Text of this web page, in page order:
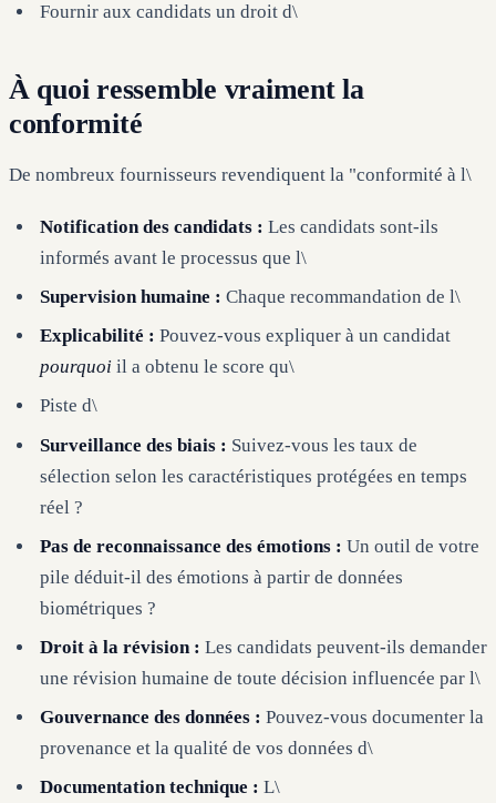
Fournir aux candidats un droit d\
À quoi ressemble vraiment la
conformité
De nombreux fournisseurs revendiquent la "conformité à l\
Notification des candidats : Les candidats sont-ils
informés avant le processus que l\
Supervision humaine : Chaque recommandation de l\
Explicabilité : Pouvez-vous expliquer à un candidat
pourquoi il a obtenu le score qu\
Piste d\
Surveillance des biais : Suivez-vous les taux de
sélection selon les caractéristiques protégées en temps
réel ?
Pas de reconnaissance des émotions : Un outil de votre
pile déduit-il des émotions à partir de données
biométriques ?
Droit à la révision : Les candidats peuvent-ils demander
une révision humaine de toute décision influencée par l\
Gouvernance des données : Pouvez-vous documenter la
provenance et la qualité de vos données d\
Documentation technique : L\